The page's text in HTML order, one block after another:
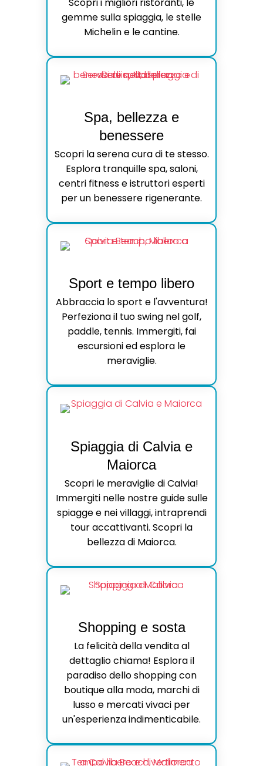
Scopri i migliori ristoranti, le
gemme sulla spiaggia, le stelle
Michelin e le cantine.
Spa, bellezza e
benessere
Scopri la serena cura di te stesso.
Esplora tranquille spa, saloni,
centri fitness e istruttori esperti
per un benessere rigenerante.
Sport e tempo libero
Abbraccia lo sport e l'avventura!
Perfeziona il tuo swing nel golf,
paddle, tennis. Immergiti, fai
escursioni ed esplora le
meraviglie.
Spiaggia di Calvia e
Maiorca
Scopri le meraviglie di Calvia!
Immergiti nelle nostre guide sulle
spiagge e nei villaggi, intraprendi
tour accattivanti. Scopri la
bellezza di Maiorca.
Shopping e sosta
La felicità della vendita al
dettaglio chiama! Esplora il
paradiso dello shopping con
boutique alla moda, marchi di
lusso e mercati vivaci per
un'esperienza indimenticabile.